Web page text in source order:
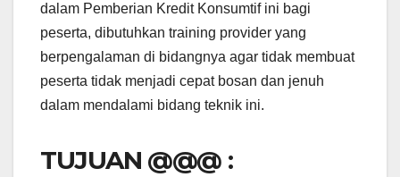
dalam Pemberian Kredit Konsumtif ini bagi
peserta, dibutuhkan training provider yang
berpengalaman di bidangnya agar tidak membuat
peserta tidak menjadi cepat bosan dan jenuh
dalam mendalami bidang teknik ini.
TUJUAN @@@ :